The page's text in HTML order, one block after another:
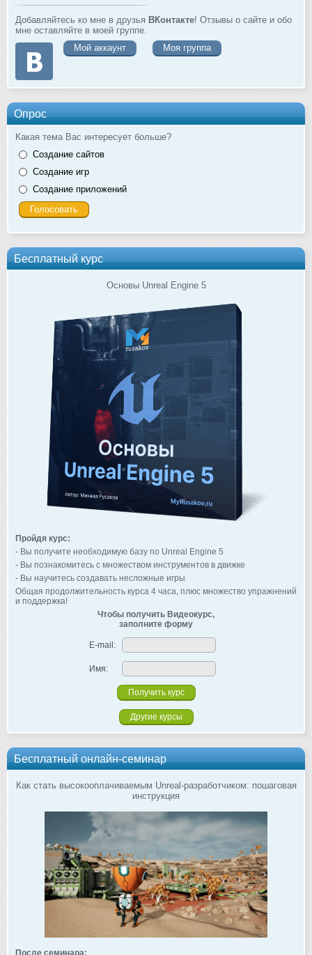
Добавляйтесь ко мне в друзья ВКонтакте! Отзывы о сайте и обо
мне оставляйте в моей группе.
Мой аккаунт
Моя группа
Опрос
Какая тема Вас интересует больше?
Создание сайтов
Создание игр
Создание приложений
Бесплатный курс
Основы Unreal Engine 5
Пройдя курс:
- Вы получите необходимую базу по Unreal Engine 5
- Вы познакомитесь с множеством инструментов в движке
- Вы научитесь создавать несложные игры
Общая продолжительность курса 4 часа, плюс множество упражнений
и поддержка!
Чтобы получить Видеокурс,
заполните форму
E-mail:
Имя:
Другие курсы
Бесплатный онлайн-семинар
Как стать высокооплачиваемым Unreal-разработчиком: пошаговая
инструкция
После семинара: